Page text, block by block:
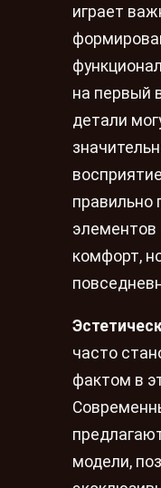
играет
на первый
детали
правильно
элементов
комфорт,
часто
фактом в
модели,